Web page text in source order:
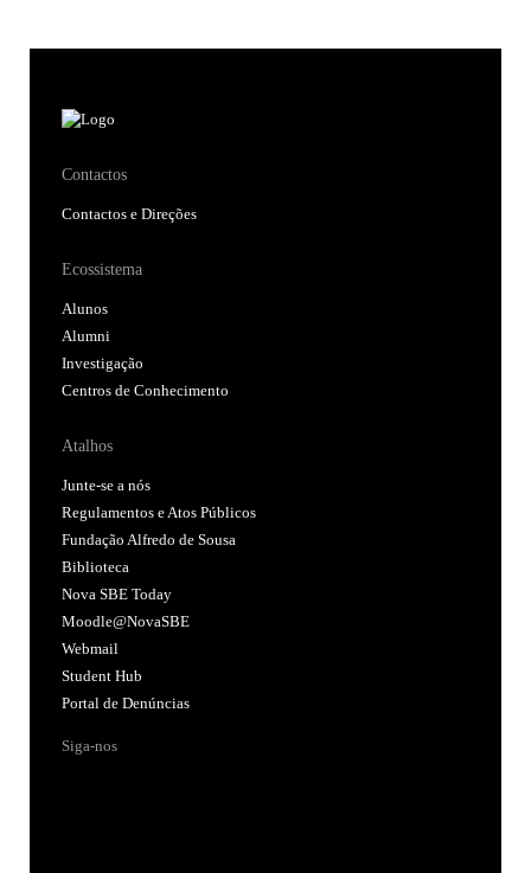
Contactos
Contactos e Direções
Ecossistema
Alunos
Alumni
Investigação
Centros de Conhecimento
Atalhos
Junte-se a nós
Regulamentos e Atos Públicos
Fundação Alfredo de Sousa
Biblioteca
Nova SBE Today
Moodle@NovaSBE
Webmail
Student Hub
Portal de Denúncias
Siga-nos